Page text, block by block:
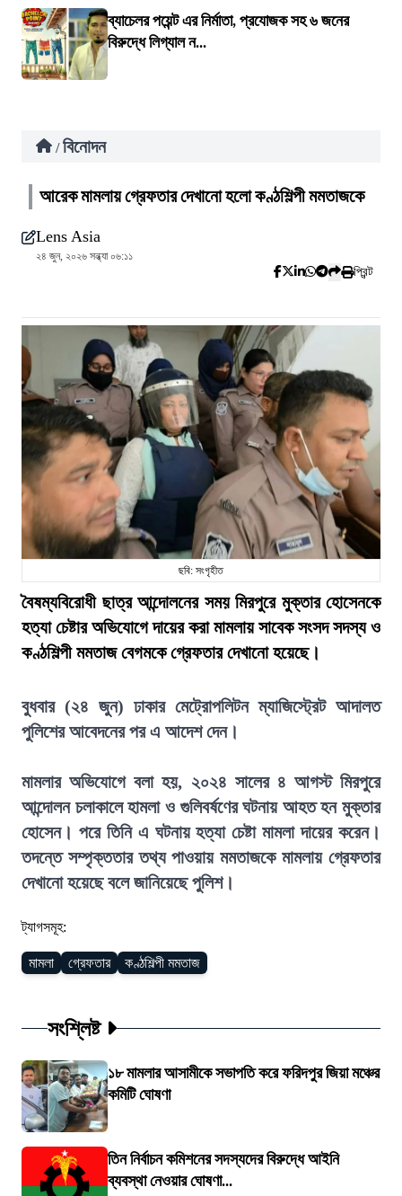
ব্যাচেলর পয়েন্ট এর নির্মাতা, প্রযোজক সহ ৬ জনের
বিরুদ্ধে লিগ্যাল ন...
/ বিনোদন
আরেক মামলায় গ্রেফতার দেখানো হলো কণ্ঠশিল্পী মমতাজকে
Lens Asia
২৪ জুন, ২০২৬ সন্ধ্যা ০৬:১১
প্রিন্ট
ছবি: সংগৃহীত
বৈষম্যবিরোধী ছাত্র আন্দোলনের সময় মিরপুরে মুক্তার হোসেনকে
হত্যা চেষ্টার অভিযোগে দায়ের করা মামলায় সাবেক সংসদ সদস্য ও
কণ্ঠশিল্পী মমতাজ বেগমকে গ্রেফতার দেখানো হয়েছে।
বুধবার (২৪ জুন) ঢাকার মেট্রোপলিটন ম্যাজিস্ট্রেট আদালত
পুলিশের আবেদনের পর এ আদেশ দেন।
মামলার অভিযোগে বলা হয়, ২০২৪ সালের ৪ আগস্ট মিরপুরে
আন্দোলন চলাকালে হামলা ও গুলিবর্ষণের ঘটনায় আহত হন মুক্তার
হোসেন। পরে তিনি এ ঘটনায় হত্যা চেষ্টা মামলা দায়ের করেন।
তদন্তে সম্পৃক্ততার তথ্য পাওয়ায় মমতাজকে মামলায় গ্রেফতার
দেখানো হয়েছে বলে জানিয়েছে পুলিশ।
ট্যাগসমূহ:
মামলা গ্রেফতার কণ্ঠশিল্পী মমতাজ
সংশ্লিষ্ট
১৮ মামলার আসামীকে সভাপতি করে ফরিদপুর জিয়া মঞ্চের
কমিটি ঘোষণা
তিন নির্বাচন কমিশনের সদস্যদের বিরুদ্ধে আইনি
ব্যবস্থা নেওয়ার ঘোষণা...